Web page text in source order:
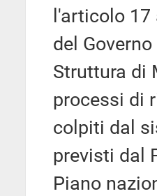
l'articolo
del
Struttura di
processi di
colpiti dal
previsti dal
Piano